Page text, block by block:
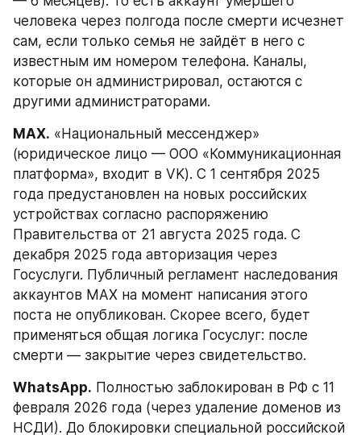
человека через полгода после смерти исчезнет
сам, если только семья не зайдёт в него с
известным им номером телефона. Каналы,
которые он администрировал, остаются с
другими администраторами.
MAX. «Национальный мессенджер»
(юридическое лицо — ООО «Коммуникационная
платформа», входит в VK). С 1 сентября 2025
года предустановлен на новых российских
устройствах согласно распоряжению
Правительства от 21 августа 2025 года. С
декабря 2025 года авторизация через
Госуслуги. Публичный регламент наследования
аккаунтов MAX на момент написания этого
поста не опубликован. Скорее всего, будет
применяться общая логика Госуслуг: после
смерти — закрытие через свидетельство.
WhatsApp. Полностью заблокирован в РФ с 11
февраля 2026 года (через удаление доменов из
НСДИ). До блокировки специальной российской